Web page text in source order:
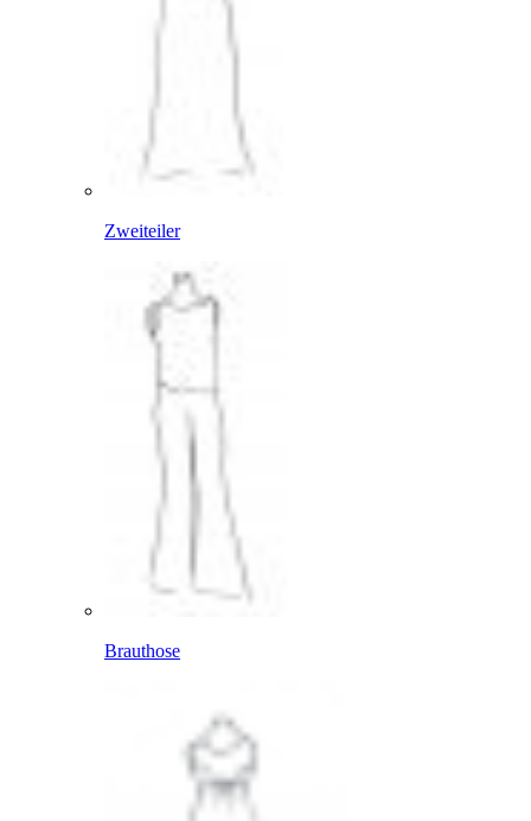
Zweiteiler
Brauthose